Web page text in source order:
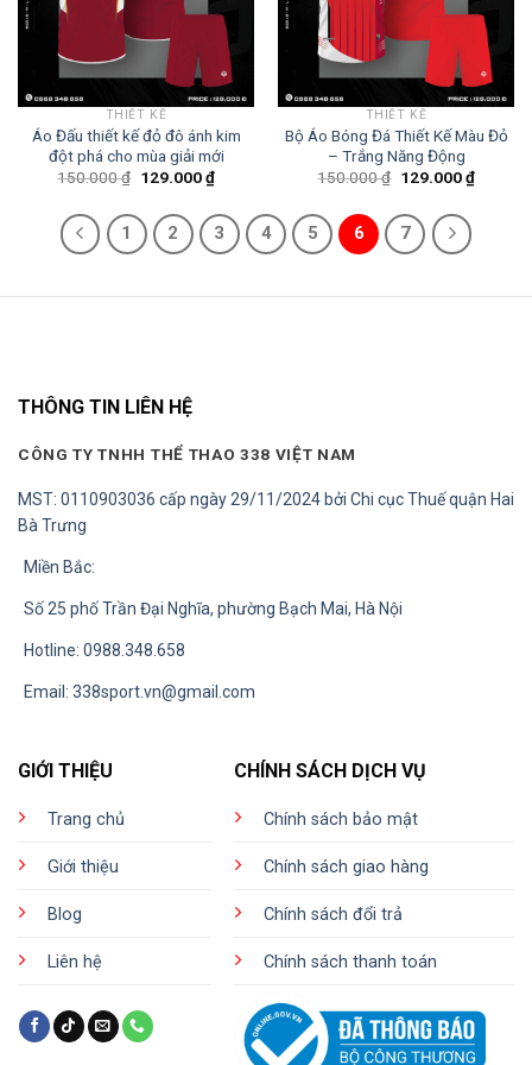
THIẾT KẾ
Áo Đấu thiết kế đỏ đô ánh kim
đột phá cho mùa giải mới
150.000₫ Giá
150.000 ₫.
129.000₫Giá
hiện
là:
129.000 ₫.
THIẾT KẾ
Bộ Áo Bóng Đá Thiết Kế Màu Đỏ
– Trắng Năng Động
150.000₫ Giá
150.000 ₫.
129.000₫Giá
hiện
1 2 3 4 5 6 7
THÔNG TIN LIÊN HỆ
CÔNG TY TNHH THỂ THAO 338 VIỆT NAM
MST: 0110903036 cấp ngày 29/11/2024 bởi Chi cục Thuế quận Hai
Bà Trưng
Miền Bắc:
Số 25 phố Trần Đại Nghĩa, phường Bạch Mai, Hà Nội
Hotline: 0988.348.658
Email: 338sport.vn@gmail.com
GIỚI THIỆU
Trang chủ
Giới thiệu
Blog
Liên hệ
CHÍNH SÁCH DỊCH VỤ
Chính sách bảo mật
Chính sách giao hàng
Chính sách đổi trả
Chính sách thanh toán